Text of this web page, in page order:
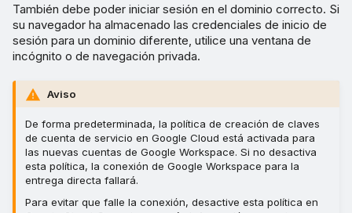
También debe poder iniciar sesión en el dominio correcto. Si
su navegador ha almacenado las credenciales de inicio de
sesión para un dominio diferente, utilice una ventana de
incógnito o de navegación privada.
Aviso
De forma predeterminada, la política de creación de claves
de cuenta de servicio en Google Cloud está activada para
las nuevas cuentas de Google Workspace. Si no desactiva
esta política, la conexión de Google Workspace para la
entrega directa fallará.
Para evitar que falle la conexión, desactive esta política en